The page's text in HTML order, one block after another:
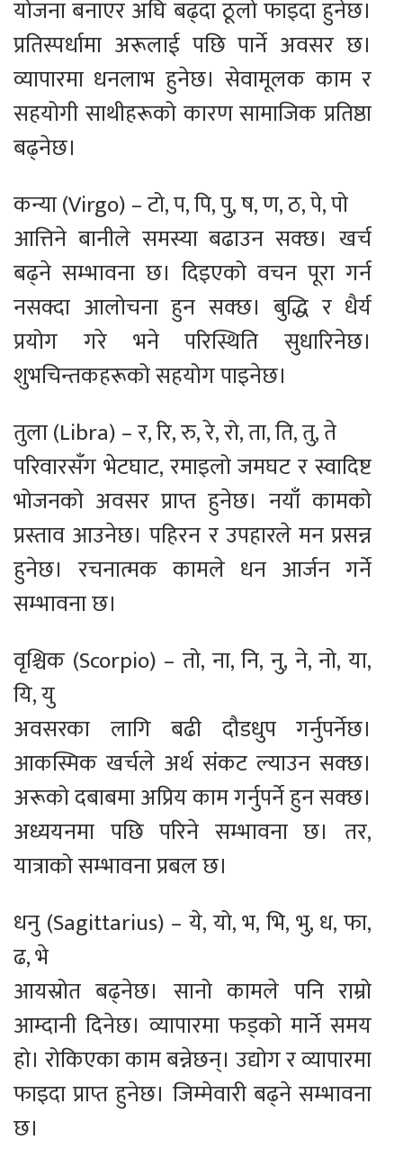
योजना बनाएर अघि बढ्दा ठूलो फाइदा हुनेछ।
प्रतिस्पर्धामा अरूलाई पछि पार्ने अवसर छ।
व्यापारमा धनलाभ हुनेछ। सेवामूलक काम र
सहयोगी साथीहरूको कारण सामाजिक प्रतिष्ठा
बढ्नेछ।
कन्या (Virgo) – टो, प, पि, पु, ष, ण, ठ, पे, पो
आत्तिने बानीले समस्या बढाउन सक्छ। खर्च
बढ्ने सम्भावना छ। दिइएको वचन पूरा गर्न
नसक्दा आलोचना हुन सक्छ। बुद्धि र धैर्य
प्रयोग गरे भने परिस्थिति सुधारिनेछ।
शुभचिन्तकहरूको सहयोग पाइनेछ।
तुला (Libra) – र, रि, रु, रे, रो, ता, ति, तु, ते
परिवारसँग भेटघाट, रमाइलो जमघट र स्वादिष्ट
भोजनको अवसर प्राप्त हुनेछ। नयाँ कामको
प्रस्ताव आउनेछ। पहिरन र उपहारले मन प्रसन्न
हुनेछ। रचनात्मक कामले धन आर्जन गर्ने
सम्भावना छ।
वृश्चिक (Scorpio) – तो, ना, नि, नु, ने, नो, या,
यि, यु
अवसरका लागि बढी दौडधुप गर्नुपर्नेछ।
आकस्मिक खर्चले अर्थ संकट ल्याउन सक्छ।
अरूको दबाबमा अप्रिय काम गर्नुपर्ने हुन सक्छ।
अध्ययनमा पछि परिने सम्भावना छ। तर,
यात्राको सम्भावना प्रबल छ।
धनु (Sagittarius) – ये, यो, भ, भि, भु, ध, फा,
ढ, भे
आयस्रोत बढ्नेछ। सानो कामले पनि राम्रो
आम्दानी दिनेछ। व्यापारमा फड्को मार्ने समय
हो। रोकिएका काम बन्नेछन्। उद्योग र व्यापारमा
फाइदा प्राप्त हुनेछ। जिम्मेवारी बढ्ने सम्भावना
छ।